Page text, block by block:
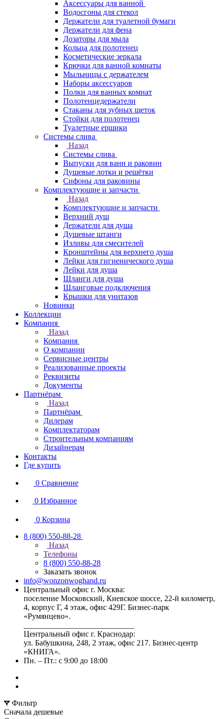
Аксессуары для ванной
Водосгоны для стекол
Держатели для туалетной бумаги
Держатели для фена
Дозаторы для мыла
Кольца для полотенец
Косметические зеркала
Крючки для ванной комнаты
Мыльницы с держателем
Наборы аксессуаров
Полки для ванных комнат
Полотенцедержатели
Стаканы для зубных щеток
Стойки для полотенец
Туалетные ершики
Системы слива
Назад
Системы слива
Выпуски для ванн и раковин
Душевые лотки и решётки
Сифоны для раковины
Комплектующие и запчасти
Назад
Комплектующие и запчасти
Верхний душ
Держатели для душа
Душевые штанги
Изливы для смесителей
Кронштейны для верхнего душа
Лейки для гигиенического душа
Лейки для душа
Шланги для душа
Шланговые подключения
Крышки для унитазов
Новинки
Коллекции
Компания
Назад
Компания
О компании
Сервисные центры
Реализованные проекты
Реквизиты
Документы
Партнёрам
Назад
Партнёрам
Дилерам
Комплектаторам
Строительным компаниям
Дизайнерам
Контакты
Где купить
0 Сравнение
0 Избранное
0 Корзина
8 (800) 550-88-28
Назад
Телефоны
8 (800) 550-88-28
Заказать звонок
info@wonzonwoghand.ru
Центральный офис г. Москва:
поселение Московский, Киевское шоссе, 22-й километр,
4, корпус Г, 4 этаж, офис 429Г. Бизнес-парк
«Румянцево».
Центральный офис г. Краснодар:
ул. Бабушкина, 248, 2 этаж, офис 217. Бизнес-центр
«КНИГА».
Пн. – Пт.: с 9:00 до 18:00
Фильтр
Сначала дешевые